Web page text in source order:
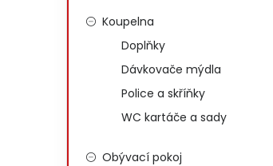
Koupelna
Doplňky
Dávkovače mýdla
Police a skříňky
WC kartáče a sady
Obývací pokoj